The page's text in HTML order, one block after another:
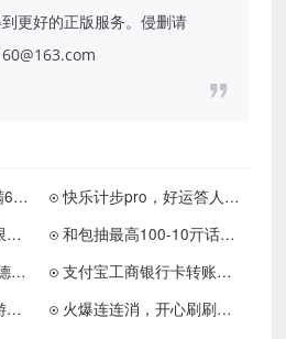
更好的正版服务。侵删请
12306使用邮储支付满60减15元
快乐计步pro，好运答人，开心餐厅极速版，免费赚1.5元！
这次福利太牛逼了！限时删除！！！
和包抽最高100-10亓话费券
支付宝领取5~10元高德打车券
支付宝工商银行卡转账立减变现4.3元
多彩魔盒：手机试玩游戏免费赚钱，1元提现！
火爆连连消，开心刷刷软件，免费赚1.3元！